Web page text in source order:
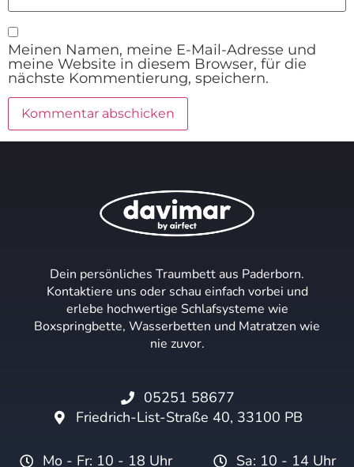
Meinen Namen, meine E-Mail-Adresse und
meine Website in diesem Browser, für die
nächste Kommentierung, speichern.
Dein persönliches Traumbett aus Paderborn.
Kontaktiere uns oder schau einfach vorbei und
erlebe hochwertige Schlafsysteme wie
Boxspringbette, Wasserbetten und Matratzen wie
nie zuvor.
05251 58677
Friedrich-List-Straße 40, 33100 PB
Mo - Fr: 10 - 18 Uhr Sa: 10 - 14 Uhr